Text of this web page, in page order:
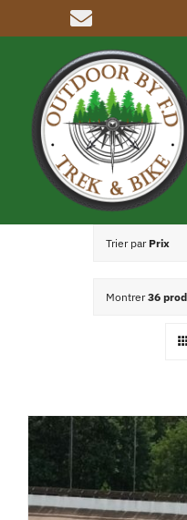
au
contenu
Me connaitre
Trier par Prix
Montrer36